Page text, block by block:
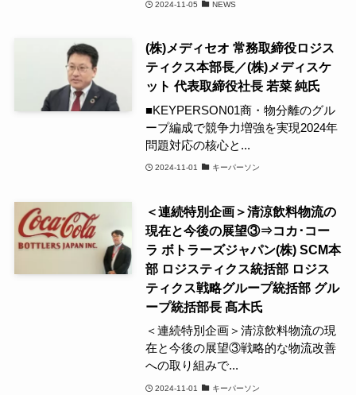
2024-11-05 NEWS
(株)メディセオ 常務取締役ロジス
ティクス本部長／(株)メディスケ
ット 代表取締役社長 若菜 純氏
■KEYPERSON01商・物分離のグル
ープ編成で競争力増強を実現2024年
問題対応の核心と...
2024-11-01 キーパーソン
＜連続特別企画＞清涼飲料物流の
現在と今後の展望③⇒コカ･コー
ラ ボトラーズジャパン(株) SCM本
部 ロジスティクス統括部 ロジス
ティクス戦略グループ統括部 グル
ープ統括部長 髙木氏
＜連続特別企画＞清涼飲料物流の現
在と今後の展望③戦略的な物流改善
への取り組みで...
2024-11-01 キーパーソン